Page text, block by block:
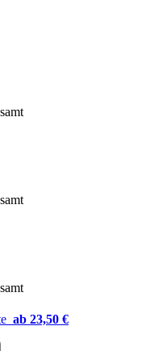
ab 23,50 €